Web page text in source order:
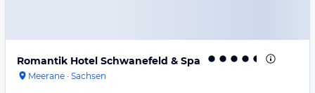
Romantik Hotel Schwanefeld & Spa
Meerane · Sachsen